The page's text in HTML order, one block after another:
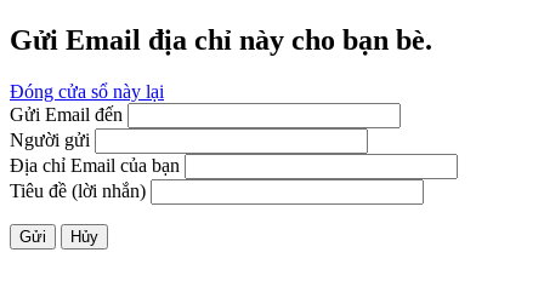
Gửi Email địa chỉ này cho bạn bè.
Đóng cửa sổ này lại
Gửi Email đến
Người gửi
Địa chỉ Email của bạn
Tiêu đề (lời nhắn)
Gửi Hủy